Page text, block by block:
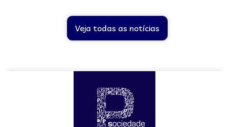
Veja todas as notícias